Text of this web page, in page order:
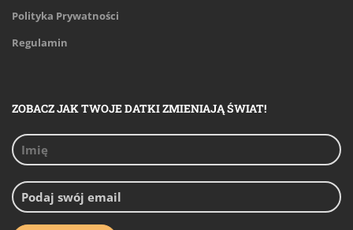
Polityka Prywatności
Regulamin
ZOBACZ JAK TWOJE DATKI ZMIENIAJĄ ŚWIAT!